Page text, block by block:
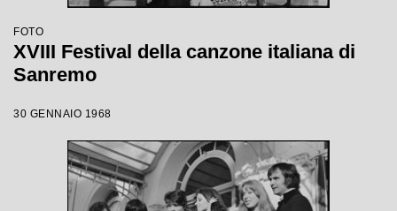
FOTO
XVIII Festival della canzone italiana di
Sanremo
30 GENNAIO 1968